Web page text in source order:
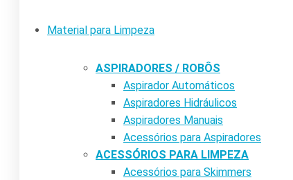
Material para Limpeza
ASPIRADORES / ROBÔS
Aspirador Automáticos
Aspiradores Hidráulicos
Aspiradores Manuais
Acessórios para Aspiradores
ACESSÓRIOS PARA LIMPEZA
Acessórios para Skimmers